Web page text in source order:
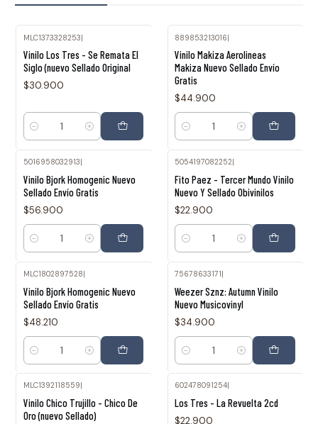
MLC1373328253|
Vinilo Los Tres - Se Remata El
Siglo (nuevo Sellado Original
$30.900
Cantidad
889853213016|
Vinilo Makiza Aerolineas
Makiza Nuevo Sellado Envío
Gratis
$44.900
Cantidad
5016958032913
Vinilo Bjork Homogenic Nuevo
Sellado Envío Gratis
$56.900
Cantidad
5054197082252
Fito Paez - Tercer Mundo Vinilo
Nuevo Y Sellado Obivinilos
$22.900
Cantidad
MLC1802897528|
Vinilo Bjork Homogenic Nuevo
Sellado Envío Gratis
$48.210
Cantidad
75678633171|
Weezer Sznz: Autumn Vinilo
Nuevo Musicovinyl
$34.900
Cantidad
MLC1392118559
Vinilo Chico Trujillo - Chico De
Oro (nuevo Sellado)
602478091254
Los Tres - La Revuelta 2cd
$22.900